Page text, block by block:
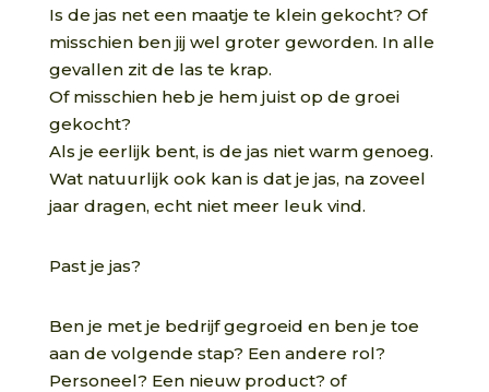
Is de jas net een maatje te klein gekocht? Of
misschien ben jij wel groter geworden. In alle
gevallen zit de las te krap.
Of misschien heb je hem juist op de groei
gekocht?
Als je eerlijk bent, is de jas niet warm genoeg.
Wat natuurlijk ook kan is dat je jas, na zoveel
jaar dragen, echt niet meer leuk vind.
Past je jas?
Ben je met je bedrijf gegroeid en ben je toe
aan de volgende stap? Een andere rol?
Personeel? Een nieuw product? of